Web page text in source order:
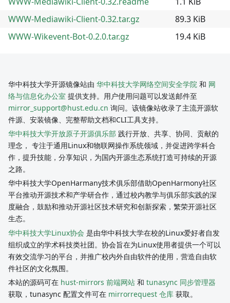
WWW-Mediawiki-Client-0.32.tar.gz
89.3 KiB
WWW-Wikevent-Bot-0.2.0.tar.gz
19.4 KiB
华中科技大学开源镜像站由 华中科技大学网络空间安全学院 和 网
络与信息化办公室 提供支持。用户使用问题可以发送邮件至
mirror_support@hust.edu.cn 询问。该镜像站收录了主流开源软
件源、安装镜像、完整帮助文档和CLI工具支持。
华中科技大学开放原子开源俱乐部 践行开放、共享、协同、贡献的
理念， 专注于通用Linux和物联网操作系统领域，并促进跨学科合
作，提升技能，分享知识，为国内开源生态系统打造可持续的开源
之路。
华中科技大学OpenHarmany技术俱乐部借助OpenHarmony社区
平台推动开源技术和产学研合作，通过校内教学与俱乐部实践的深
度融合，鼓励和推动开源社区技术研究和创新探索，繁荣开源社区
生态。
华中科技大学Linux协会 是由华中科技大学在校的Linux爱好者自发
组织成立的学术科技类社团。协会旨在为Linux使用者提供一个可以
有效交流学习的平台，并推广校内外自由软件的使用，营造自由软
件社区的文化氛围。
本站的源码可在 hust-mirrors 前端网站 和 tunasync 同步管理器
获取，tunasync 配置文件可在 mirrorrequest 仓库 获取。